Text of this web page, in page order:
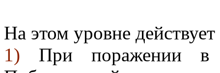
На этом уровне
1) При поражении в